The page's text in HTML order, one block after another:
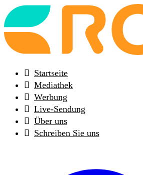
Back
to
frontpage
Startseite
Mediathek
Werbung
Live-Sendung
Über uns
Schreiben Sie uns